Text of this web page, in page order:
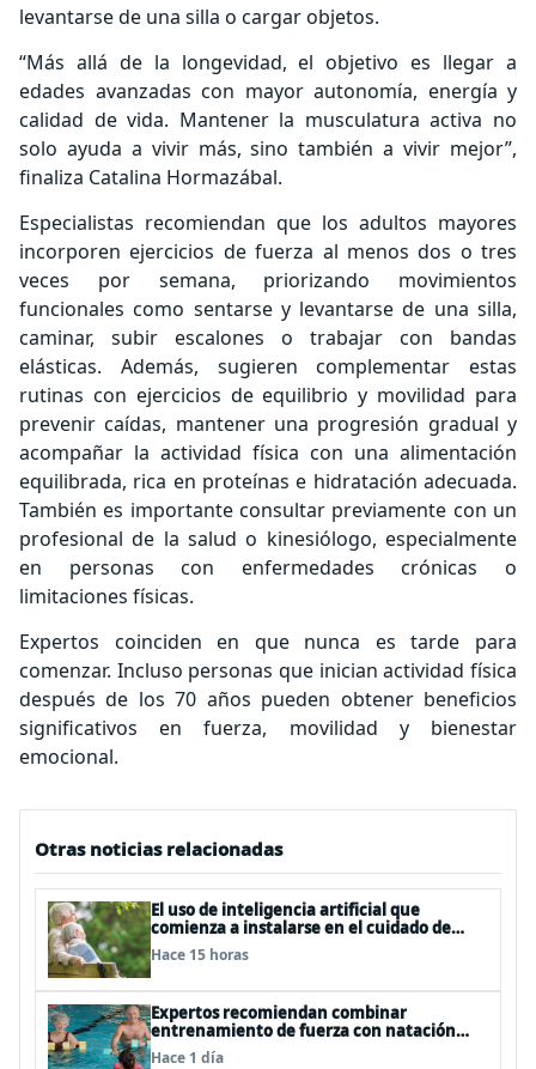
levantarse de una silla o cargar objetos.
“Más allá de la longevidad, el objetivo es llegar a
edades avanzadas con mayor autonomía, energía y
calidad de vida. Mantener la musculatura activa no
solo ayuda a vivir más, sino también a vivir mejor”,
finaliza Catalina Hormazábal.
Especialistas recomiendan que los adultos mayores
incorporen ejercicios de fuerza al menos dos o tres
veces por semana, priorizando movimientos
funcionales como sentarse y levantarse de una silla,
caminar, subir escalones o trabajar con bandas
elásticas. Además, sugieren complementar estas
rutinas con ejercicios de equilibrio y movilidad para
prevenir caídas, mantener una progresión gradual y
acompañar la actividad física con una alimentación
equilibrada, rica en proteínas e hidratación adecuada.
También es importante consultar previamente con un
profesional de la salud o kinesiólogo, especialmente
en personas con enfermedades crónicas o
limitaciones físicas.
Expertos coinciden en que nunca es tarde para
comenzar. Incluso personas que inician actividad física
después de los 70 años pueden obtener beneficios
significativos en fuerza, movilidad y bienestar
emocional.
Otras noticias relacionadas
El uso de inteligencia artificial que
comienza a instalarse en el cuidado de
personas mayores
Hace 15 horas
Expertos recomiendan combinar
entrenamiento de fuerza con natación
para fortalecer la salud
Hace 1 día